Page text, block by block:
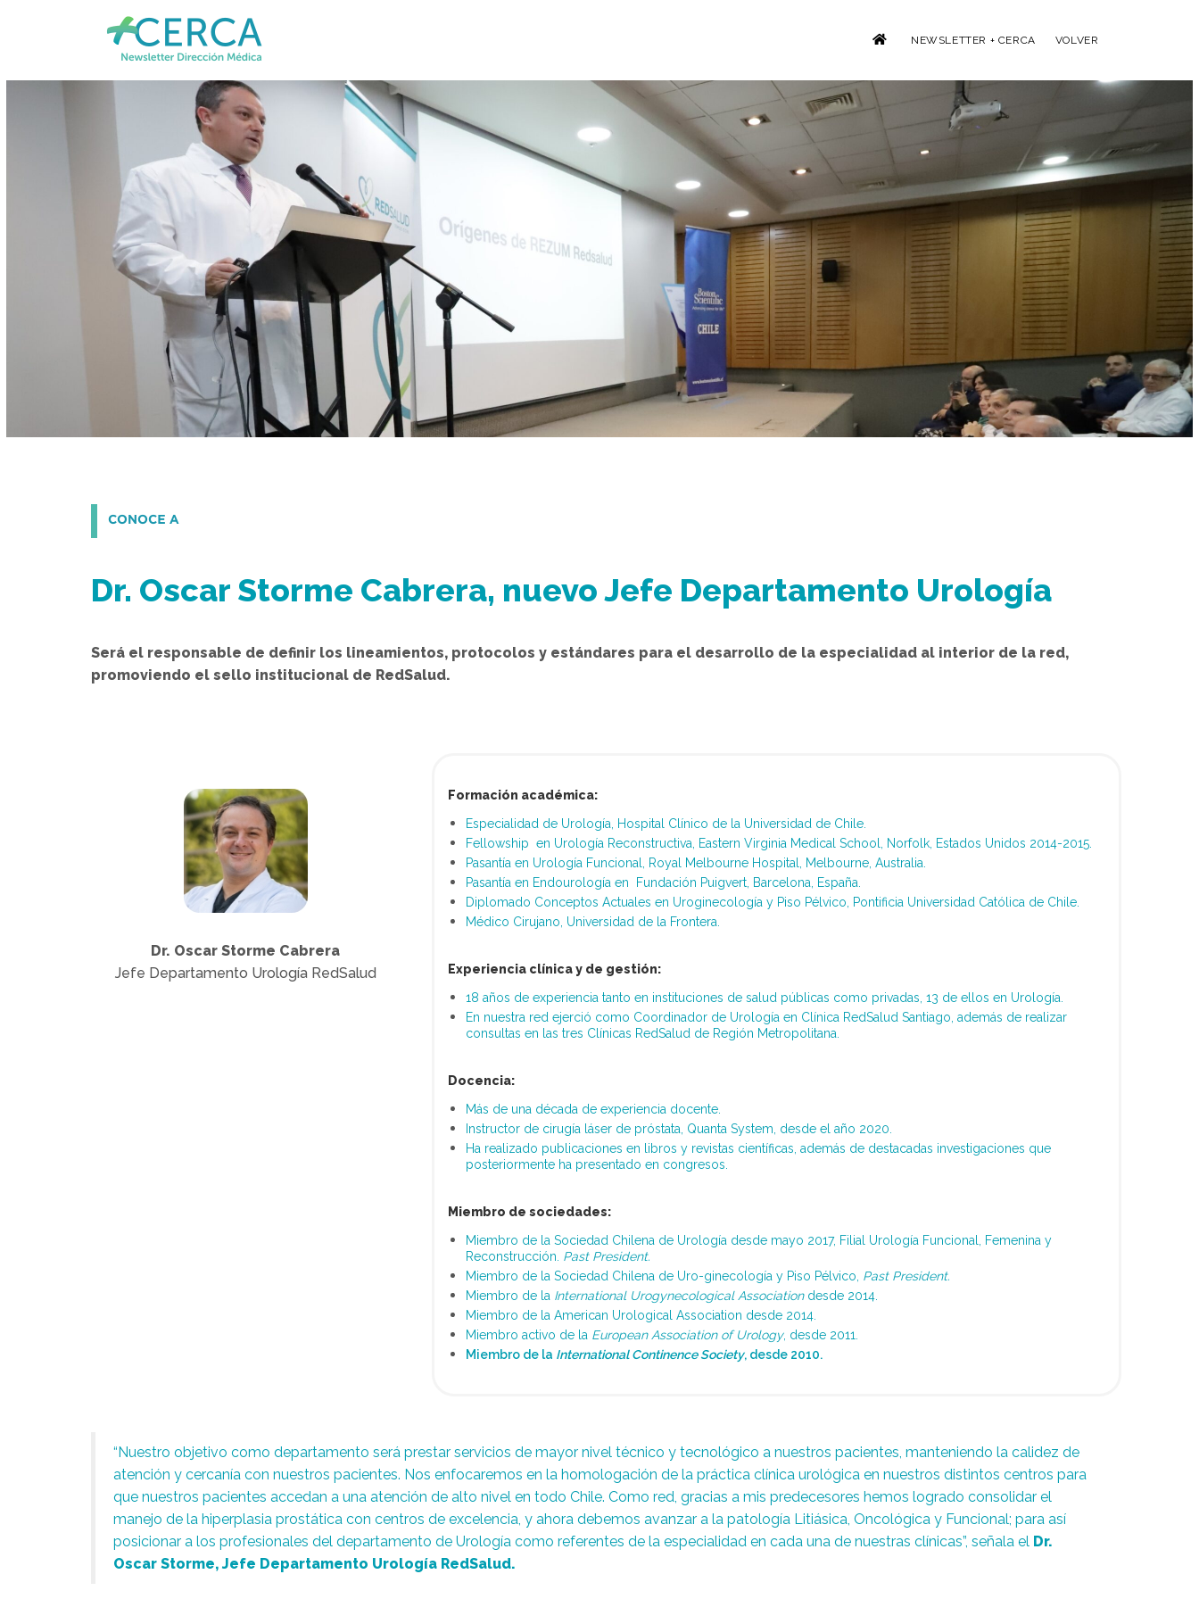
NEWSLETTER + CERCA VOLVER
Dr. Oscar Storme Cabrera, nuevo Jefe Departamento Urología
Será el responsable de definir los lineamientos, protocolos y estándares para el desarrollo de la especialidad al interior de la red,
promoviendo el sello institucional de RedSalud.
Dr. Oscar Storme Cabrera
Jefe Departamento Urología RedSalud
Formación académica:
Especialidad de Urología, Hospital Clínico de la Universidad de Chile.
Fellowship en Urología Reconstructiva, Eastern Virginia Medical School, Norfolk, Estados Unidos 2014-2015.
Pasantía en Urología Funcional, Royal Melbourne Hospital, Melbourne, Australia.
Pasantía en Endourología en Fundación Puigvert, Barcelona, España.
Diplomado Conceptos Actuales en Uroginecología y Piso Pélvico, Pontificia Universidad Católica de Chile.
Médico Cirujano, Universidad de la Frontera.
Experiencia clínica y de gestión:
18 años de experiencia tanto en instituciones de salud públicas como privadas, 13 de ellos en Urología.
En nuestra red ejerció como Coordinador de Urología en Clínica RedSalud Santiago, además de realizar
consultas en las tres Clínicas RedSalud de Región Metropolitana.
Docencia:
Más de una década de experiencia docente.
Instructor de cirugía láser de próstata, Quanta System, desde el año 2020.
Ha realizado publicaciones en libros y revistas científicas, además de destacadas investigaciones que
posteriormente ha presentado en congresos.
Miembro de sociedades:
Miembro de la Sociedad Chilena de Urología desde mayo 2017, Filial Urología Funcional, Femenina y
Reconstrucción. Past President.
Miembro de la Sociedad Chilena de Uro-ginecología y Piso Pélvico, Past President.
Miembro de la International Urogynecological Associationdesde 2014.
Miembro de la American Urological Association desde 2014.
Miembro activo de la European Association of Urology, desde 2011.
Miembro de la International Continence Society, desde 2010.
“Nuestro objetivo como departamento será prestar servicios de mayor nivel técnico y tecnológico a nuestros pacientes, manteniendo la calidez de
atención y cercanía con nuestros pacientes. Nos enfocaremos en la homologación de la práctica clínica urológica en nuestros distintos centros para
que nuestros pacientes accedan a una atención de alto nivel en todo Chile. Como red, gracias a mis predecesores hemos logrado consolidar el
manejo de la hiperplasia prostática con centros de excelencia, y ahora debemos avanzar a la patología Litiásica, Oncológica y Funcional; para así
posicionar a los profesionales del departamento de Urología como referentes de la especialidad en cada una de nuestras clínicas”, señala el Dr.
Oscar Storme, Jefe Departamento Urología RedSalud.